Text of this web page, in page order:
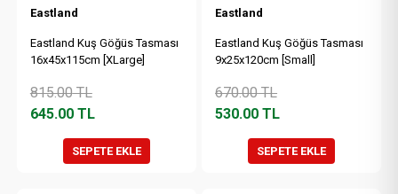
Eastland
Eastland Kuş Göğüs Tasması
16x45x115cm [XLarge]
815.00TL
645.00TL
SEPETE EKLE
Eastland
Eastland Kuş Göğüs Tasması
9x25x120cm [Small]
670.00TL
530.00 TL
SEPETE EKLE